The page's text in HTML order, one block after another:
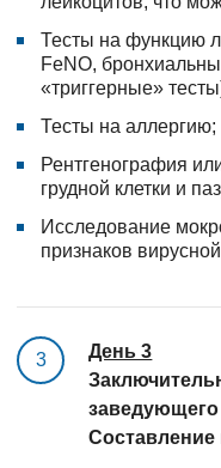
Тесты на функцию
FeNO,
«триггерные»
Тесты на аллергию;
Рентгенография
грудной клетки и
Исследование
признаков
3
День 3
Составление